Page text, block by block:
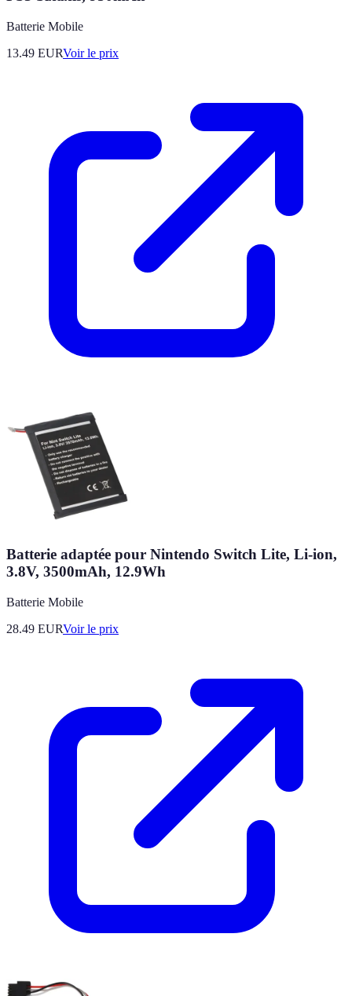
Batterie Mobile
13.49 EURVoir le prix
Batterie adaptée pour Nintendo Switch Lite, Li-ion,
3.8V, 3500mAh, 12.9Wh
Batterie Mobile
28.49 EURVoir le prix